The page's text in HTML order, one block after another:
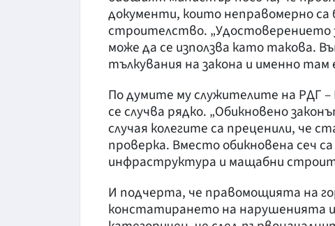
документи, които неправомерно са
строителство. „Удостоверението
може да се използва като такова.
тълкувания на закона и именно
По думите му служителите на РДГ –
се случва рядко. „Обикновено
случая колегите са преценили, че
проверка. Вместо обикновена сеч
инфраструктура и мащабни
И подчерта, че правомощията на
констатирането на нарушенията